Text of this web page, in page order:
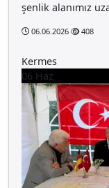
şenlik alanımız
06.06.2026 408
Kermes
06 Haz